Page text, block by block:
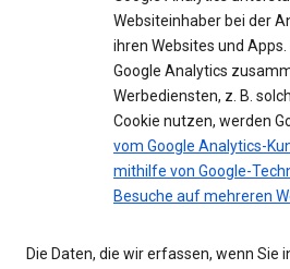
Websiteinhaber bei der
ihren Websites und
Google Analytics
Werbediensten, z. B.
Cookie nutzen, werden
vom Google Analytics-
mithilfe von Google-
Besuche auf mehreren
Die Daten, die wir erfassen, wenn Sie